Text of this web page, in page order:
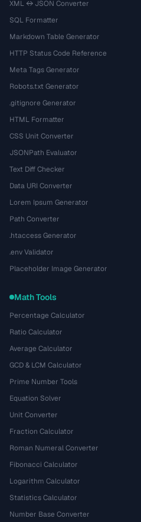
XML ↔ JSON Converter
SQL Formatter
Markdown Table Generator
HTTP Status Code Reference
Meta Tags Generator
Robots.txt Generator
.gitignore Generator
HTML Formatter
CSS Unit Converter
JSONPath Evaluator
Text Diff Checker
Data URI Converter
Lorem Ipsum Generator
Path Converter
.htaccess Generator
.env Validator
Placeholder Image Generator
Math Tools
Percentage Calculator
Ratio Calculator
Average Calculator
GCD & LCM Calculator
Prime Number Tools
Equation Solver
Unit Converter
Fraction Calculator
Roman Numeral Converter
Fibonacci Calculator
Logarithm Calculator
Statistics Calculator
Number Base Converter